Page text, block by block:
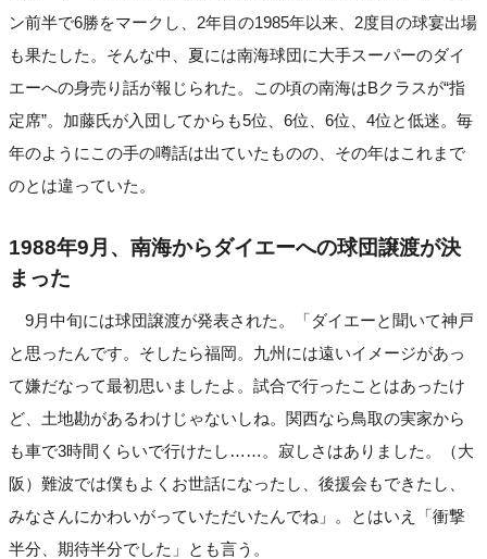
ン前半で6勝をマークし、2年目の1985年以来、2度目の球宴出場
も果たした。そんな中、夏には南海球団に大手スーパーのダイ
エーへの身売り話が報じられた。この頃の南海はBクラスが“指
定席”。加藤氏が入団してからも5位、6位、6位、4位と低迷。毎
年のようにこの手の噂話は出ていたものの、その年はこれまで
のとは違っていた。
1988年9月、南海からダイエーへの球団譲渡が決
まった
9月中旬には球団譲渡が発表された。「ダイエーと聞いて神戸
と思ったんです。そしたら福岡。九州には遠いイメージがあっ
て嫌だなって最初思いましたよ。試合で行ったことはあったけ
ど、土地勘があるわけじゃないしね。関西なら鳥取の実家から
も車で3時間くらいで行けたし……。寂しさはありました。（大
阪）難波では僕もよくお世話になったし、後援会もできたし、
みなさんにかわいがっていただいたんでね」。とはいえ「衝撃
半分、期待半分でした」とも言う。